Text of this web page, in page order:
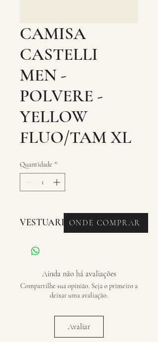
CAMISA
CASTELLI
MEN -
POLVERE -
YELLOW
FLUO/TAM XL
Quantidade *
VESTUARIO - CAMISA
Ainda não há avaliações
Compartilhe sua opinião. Seja o primeiro a
deixar uma avaliação.
Avaliar
ONDE COMPRAR